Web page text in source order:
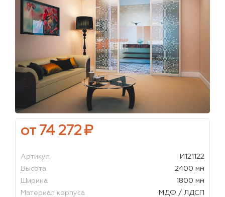
от 74 272₽
Артикул
И121122
Высота
2400 мм
Ширина
1800 мм
Материал корпуса
МДФ / ЛДСП